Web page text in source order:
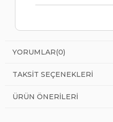
YORUMLAR(0)
TAKSIT SEÇENEKLERI
ÜRÜN ÖNERILERI